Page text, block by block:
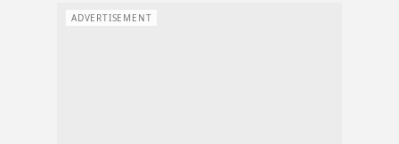
ADVERTISEMENT